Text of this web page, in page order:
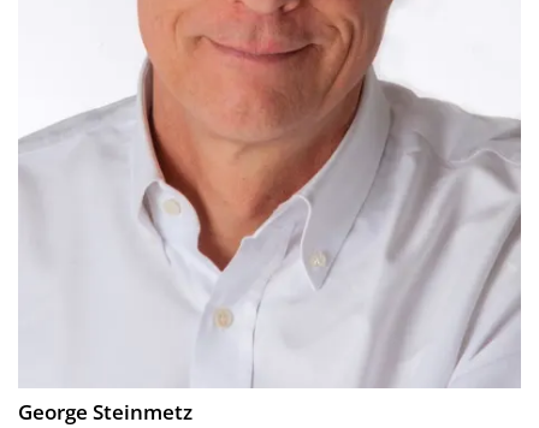
George Steinmetz